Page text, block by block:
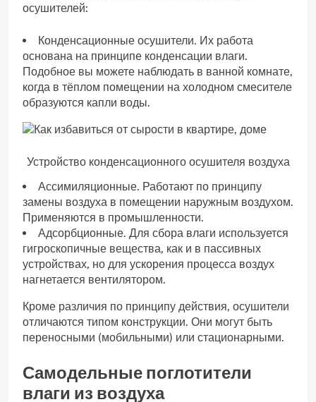
осушителей:
Конденсационные осушители. Их работа
основана на принципе конденсации влаги.
Подобное вы можете наблюдать в ванной комнате,
когда в тёплом помещении на холодном смесителе
образуются капли воды.
Устройство конденсационного осушителя воздуха
Ассимиляционные. Работают по принципу
замены воздуха в помещении наружным воздухом.
Применяются в промышленности.
Адсорбционные. Для сбора влаги используется
гигроскопичные вещества, как и в пассивных
устройствах, но для ускорения процесса воздух
нагнетается вентилятором.
Кроме различия по принципу действия, осушители
отличаются типом конструкции. Они могут быть
переносными (мобильными) или стационарными.
Самодельные поглотители
влаги из воздуха